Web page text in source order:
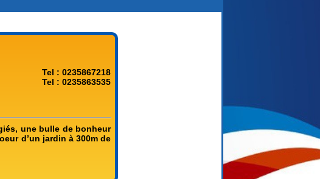
Tel : 0235867218
Tel : 0235863535
une bulle de bonheur
d’un jardin à 300m de